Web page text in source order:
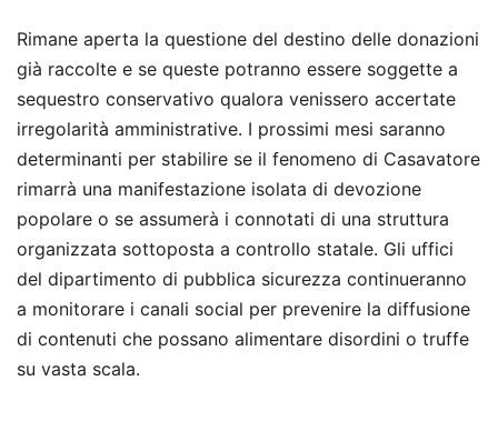
Rimane aperta la questione del destino delle donazioni
già raccolte e se queste potranno essere soggette a
sequestro conservativo qualora venissero accertate
irregolarità amministrative. I prossimi mesi saranno
determinanti per stabilire se il fenomeno di Casavatore
rimarrà una manifestazione isolata di devozione
popolare o se assumerà i connotati di una struttura
organizzata sottoposta a controllo statale. Gli uffici
del dipartimento di pubblica sicurezza continueranno
a monitorare i canali social per prevenire la diffusione
di contenuti che possano alimentare disordini o truffe
su vasta scala.